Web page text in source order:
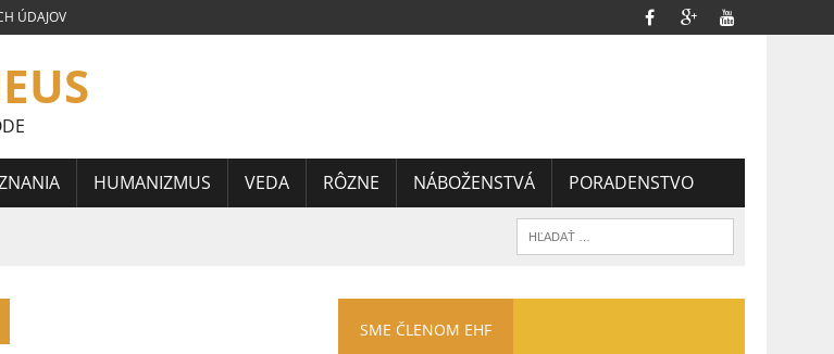
ÚDAJOV
HUMANIZMUS VEDA RÔZNE NÁBOŽENSTVÁ PORADENSTVO
ESEJÍ JÁNA HORÁRIKA 2026 – 3.
SME ČLENOM EHF